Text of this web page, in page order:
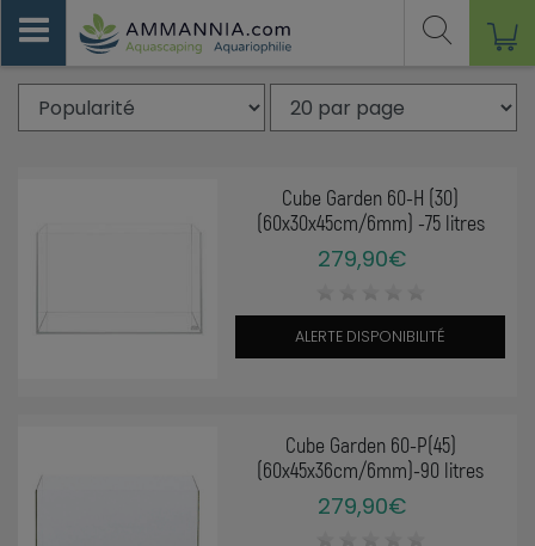
Cube Garden 60-H (30)
(60x30x45cm/6mm) -75 litres
279,90€
ALERTE DISPONIBILITÉ
Cube Garden 60-P(45)
(60x45x36cm/6mm)-90 litres
279,90€